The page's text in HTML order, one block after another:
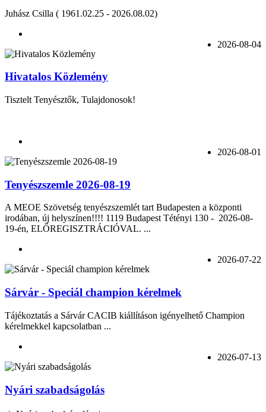
Juhász Csilla ( 1961.02.25 - 2026.08.02)
2026-08-04
Hivatalos Közlemény
Tisztelt Tenyésztők, Tulajdonosok!
2026-08-01
Tenyészszemle 2026-08-19
A MEOE Szövetség tenyészszemlét tart Budapesten a központi
irodában, új helyszínen!!!! 1119 Budapest Tétényi 130 - 2026-08-
19-én, ELŐREGISZTRÁCIÓVAL. ...
2026-07-22
Sárvár - Speciál champion kérelmek
Tájékoztatás a Sárvár CACIB kiállításon igényelhető Champion
kérelmekkel kapcsolatban ...
2026-07-13
Nyári szabadságolás